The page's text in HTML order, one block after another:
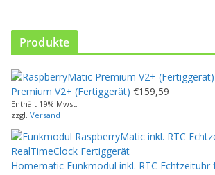
s
e
s
P
r
o
d
u
k
Produkte
Premium V2+ (Fertiggerät) €159,59
Enthält 19% Mwst.
zzgl. Versand
Homematic Funkmodul inkl. RTC Echtzeituhr